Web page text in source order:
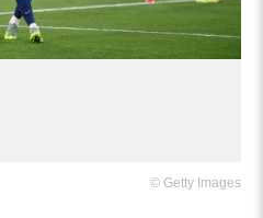
© Getty Images